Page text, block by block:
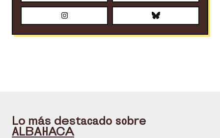
Lo más destacado sobre
ALBAHACA